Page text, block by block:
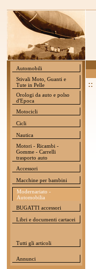
Automobili
Stivali Moto, Guanti e
Tute in Pelle
Orologi da auto e polso
d'Epoca
Motocicli
Cicli
Nautica
Motori - Ricambi -
Gomme - Carrelli
trasporto auto
Accessori
Macchine per bambini
Modernariato -
Automobilia
BUGATTI accessori
Libri e documenti cartacei
Tutti gli articoli
Annunci
::